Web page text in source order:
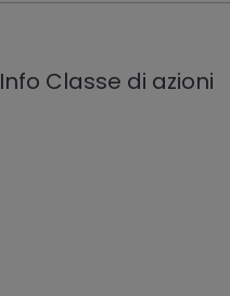
Info Classe di azioni